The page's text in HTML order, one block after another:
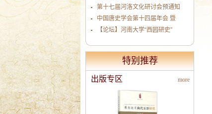
第十七届河洛文化研讨会预通知
中国唐史学会第十四届年会 暨
【论坛】河南大学“西园研史”
特别推荐
more
出版专区